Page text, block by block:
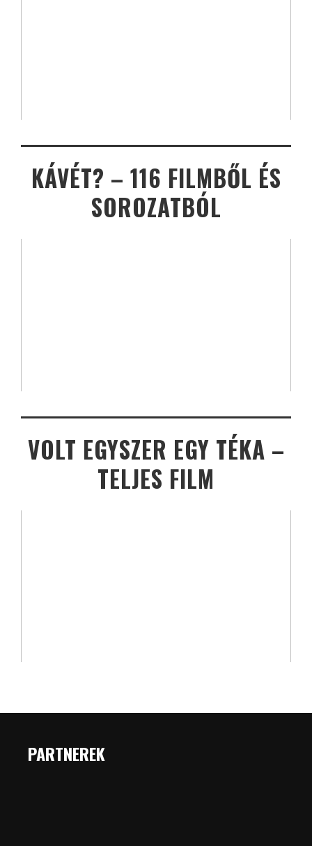
KÁVÉT? – 116 FILMBŐL ÉS
SOROZATBÓL
VOLT EGYSZER EGY TÉKA –
TELJES FILM
PARTNEREK